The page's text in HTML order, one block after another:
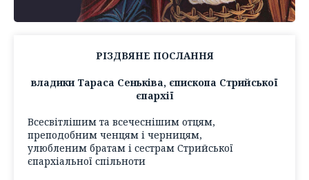
РІЗДВЯНЕ ПОСЛАННЯ
владики Тараса Сеньківа, єпископа Стрийської
єпархії
Всесвітлішим та всечеснішим отцям,
преподобним ченцям і черницям,
улюбленим братам і сестрам Стрийської
єпархіальної спільноти